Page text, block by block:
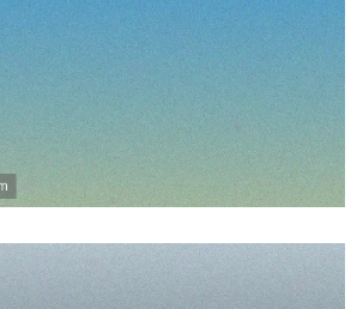
官网入口首页聚焦2026
门球队分析与赛前预
最新动态